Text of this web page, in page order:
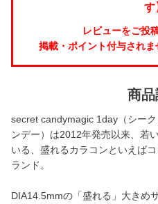
す
レビューをご投
掲載・ポイント付与されま
商品
secret candymagic 1day（シー
ンデー）は2012年発売以来、若
いる、盛れるカラコンといえば
ランド。
DIA14.5mmの「盛れる」大きめ